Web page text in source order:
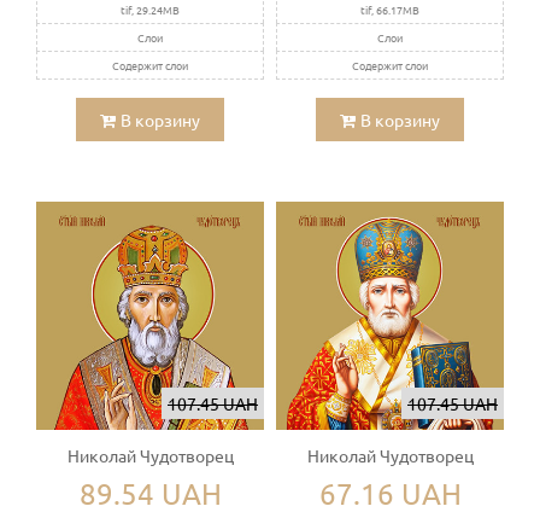
tif, 29.24MB
Слои
Содержит слои
В корзину
tif, 66.17MB
Слои
Содержит слои
В корзину
107.45 UAH
Николай Чудотворец
89.54 UAH
107.45 UAH
Николай Чудотворец
67.16 UAH